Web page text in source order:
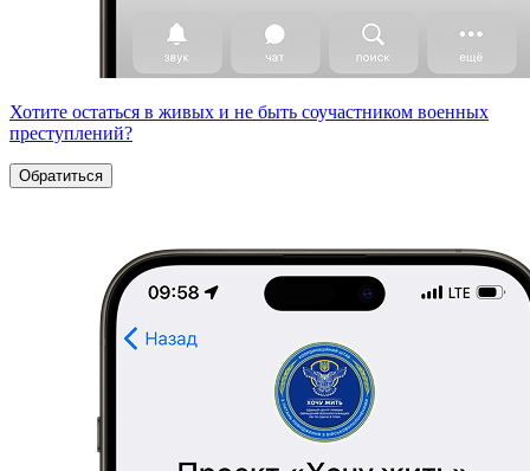
Хотите остаться в живых и не быть соучастником военных
преступлений?
Обратиться